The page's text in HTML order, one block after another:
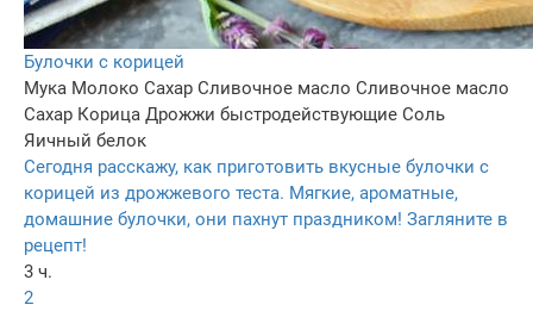
Булочки с корицей
Мука Молоко Сахар Сливочное масло Сливочное масло
Сахар Корица Дрожжи быстродействующие Соль
Яичный белок
Сегодня расскажу, как приготовить вкусные булочки с
корицей из дрожжевого теста. Мягкие, ароматные,
домашние булочки, они пахнут праздником! Загляните в
рецепт!
3 ч.
2